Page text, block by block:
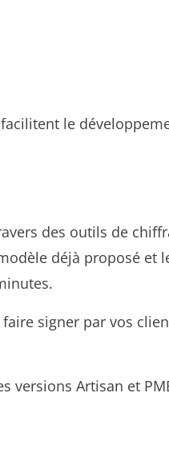
le
des outils de
déjà proposé et
signer par vos
versions Artisan et